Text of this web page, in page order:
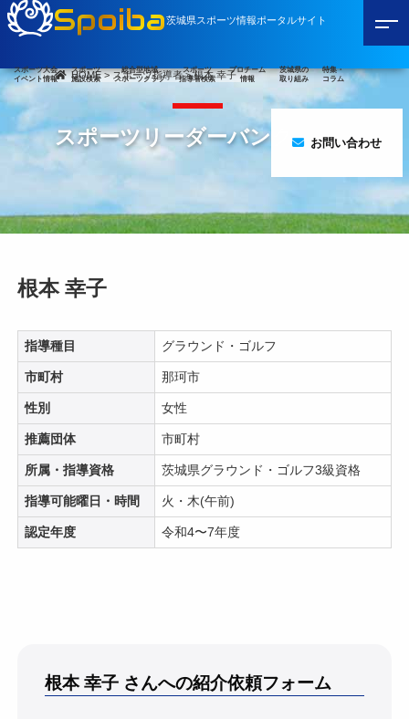
Spoiba茨城県スポーツ情報ポータルサイト
スポーツ大会
イベント情報
スポーツ
施設検索
総合型地域
スポーツクラブ
スポーツ
指導者検索
プロチーム
情報
茨城県の
取り組み
特集・
コラム
お問い合わせ
HOME>スポーツ指導者>根本 幸子
スポーツリーダーバンク
根本 幸子
指導種目 グラウンド・ゴルフ
市町村 那珂市
性別 女性
推薦団体 市町村
所属・指導資格 茨城県グラウンド・ゴルフ3級資格
指導可能曜日・時間 火・木(午前)
認定年度 令和4〜7年度
根本 幸子 さんへの紹介依頼フォーム